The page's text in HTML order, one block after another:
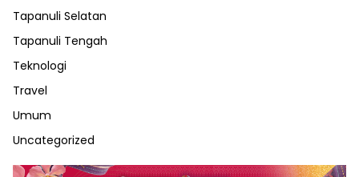
Tapanuli Selatan
Tapanuli Tengah
Teknologi
Travel
Umum
Uncategorized